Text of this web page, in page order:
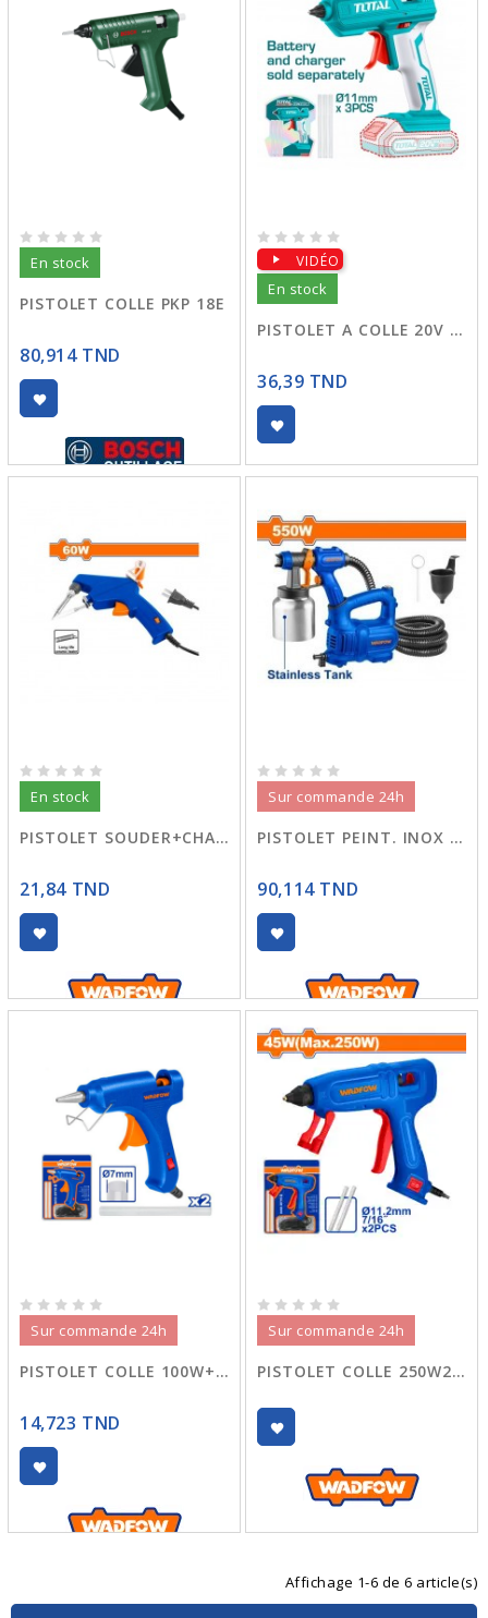
En stock
PISTOLET COLLE PKP 18E
80,914 TND
VIDÉO
En stock
PISTOLET A COLLE 20V TGGLI2001
36,39 TND
En stock
PISTOLET SOUDER+CHARGE FIL 60W WEL5606
21,84 TND
Sur commande 24h
PISTOLET PEINT. INOX 550W WEG2A51
90,114 TND
Sur commande 24h
PISTOLET COLLE 100W+2BATON WGL1606
14,723 TND
Sur commande 24h
PISTOLET COLLE 250W2+BATON WGL4608
Affichage 1-6 de 6 article(s)